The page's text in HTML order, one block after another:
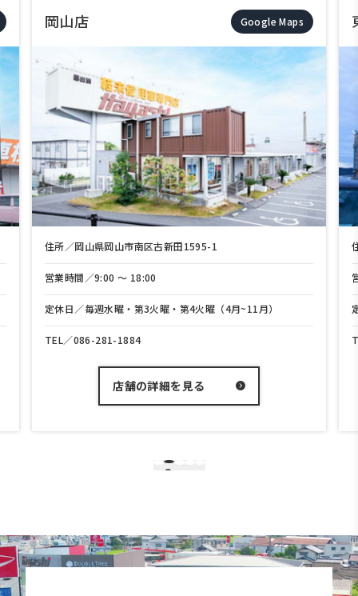
岡山市南区古新田1595-1
〜 18:00
水曜・第3火曜・第4火曜（4月~11月）
東岡山店
住所／岡山県岡山市
営業時間／9:00 〜
定休日／毎週水曜・第
2